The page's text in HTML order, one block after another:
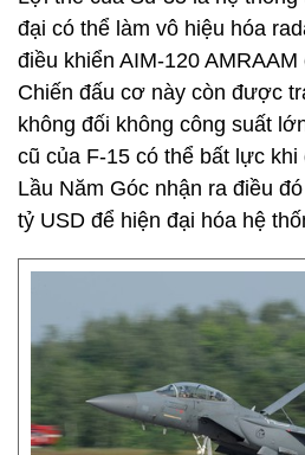
đại có thể làm vô hiệu hóa
điều khiển AIM-120
Chiến đấu cơ này còn được
không đối không công suất
cũ của F-15 có thể bất lực
Lầu Năm Góc nhận ra điều
tỷ USD để hiện đại hóa hệ